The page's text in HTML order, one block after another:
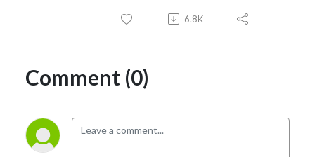
6.8K
Comment (0)